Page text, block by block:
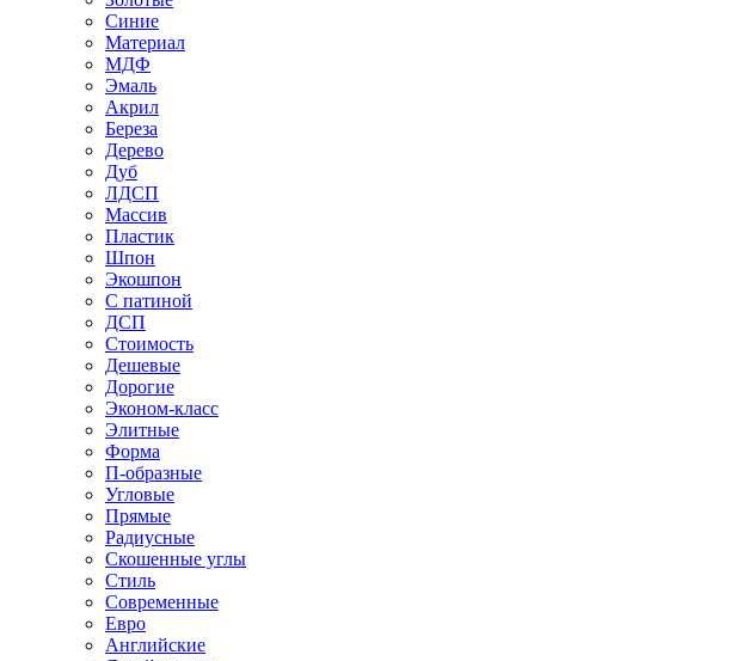
Синие
Материал
МДФ
Эмаль
Акрил
Береза
Дерево
Дуб
ЛДСП
Массив
Пластик
Шпон
Экошпон
С патиной
ДСП
Стоимость
Дешевые
Дорогие
Эконом-класс
Элитные
Форма
П-образные
Угловые
Прямые
Радиусные
Скошенные углы
Стиль
Современные
Евро
Английские